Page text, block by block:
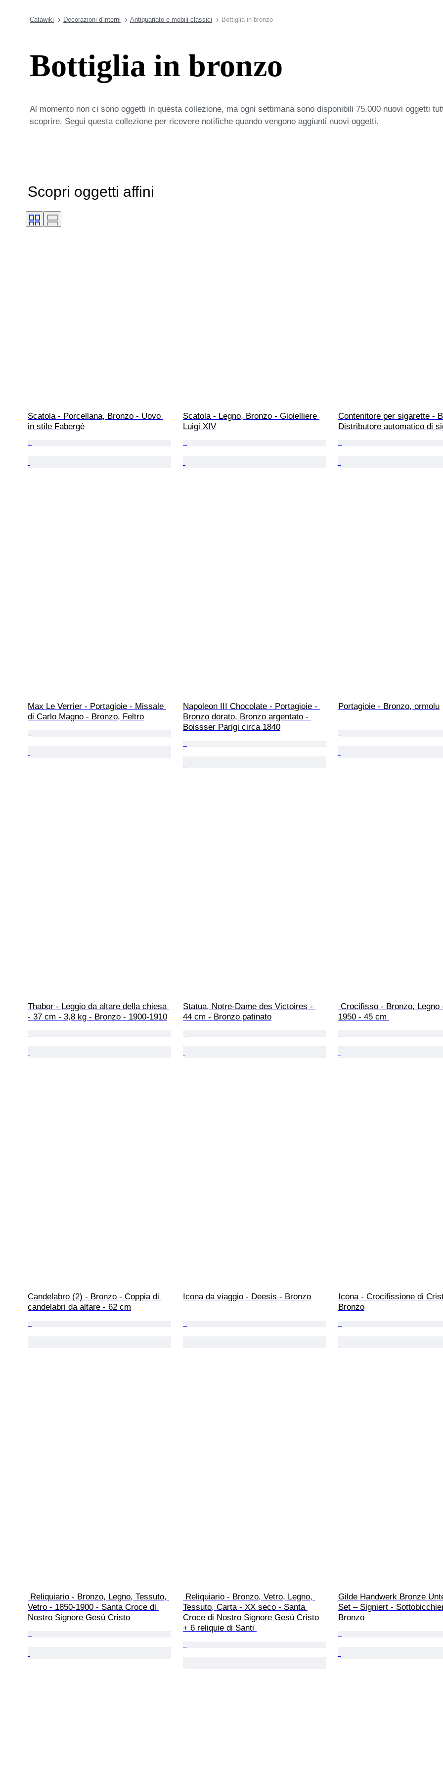
Catawiki Decorazioni d'interni Antiquariato e mobili classici Bottiglia in bronzo
Bottiglia in bronzo
Al momento non ci sono oggetti in questa collezione, ma ogni settimana sono disponibili 75.000 nuovi oggetti
scoprire. Segui questa collezione per ricevere notifiche quando vengono aggiunti nuovi oggetti.
Scopri oggetti affini
Scatola - Porcellana, Bronzo - Uovo
in stile Fabergé
Scatola - Legno, Bronzo - Gioielliere
Luigi XIV
Contenitore per sigarette -
Distributore automatico di
Max Le Verrier - Portagioie - Missale
di Carlo Magno - Bronzo, Feltro
Napoleon III Chocolate - Portagioie -
Bronzo dorato, Bronzo argentato -
Boissser Parigi circa 1840
Portagioie - Bronzo, ormolu
Thabor - Leggio da altare della chiesa
- 37 cm - 3,8 kg - Bronzo - 1900-1910
Statua, Notre-Dame des Victoires -
44 cm - Bronzo patinato
1950 - 45 cm
Candelabro (2) - Bronzo - Coppia di
candelabri da altare - 62 cm
Icona da viaggio - Deesis - Bronzo
Icona - Crocifissione di
Bronzo
Vetro - 1850-1900 - Santa Croce di
Nostro Signore Gesù Cristo
Tessuto, Carta - XX seco - Santa
Croce di Nostro Signore Gesù Cristo
+ 6 reliquie di Santi
Gilde Handwerk Bronze
Set – Signiert -
Bronzo